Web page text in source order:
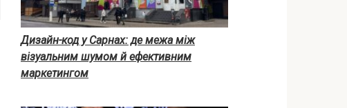
Дизайн-код у Сарнах: де межа між
візуальним шумом й ефективним
маркетингом